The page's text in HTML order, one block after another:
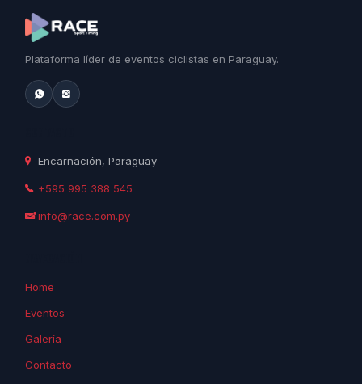
Plataforma líder de eventos ciclistas en Paraguay.
Encarnación, Paraguay
+595 995 388 545
info@race.com.py
Home
Eventos
Galería
Contacto